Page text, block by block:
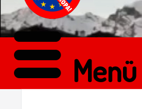
Menü